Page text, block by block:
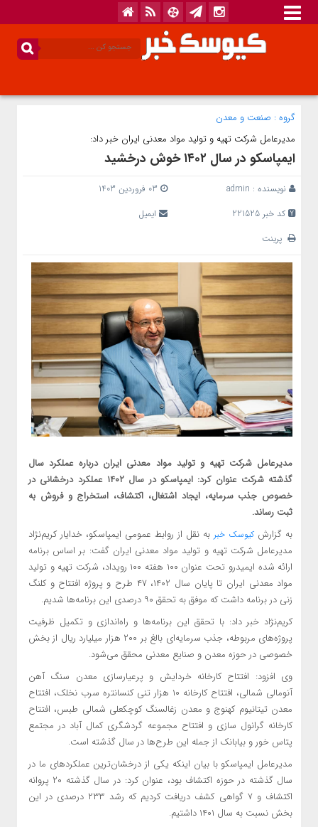
گروه : صنعت و معدن
مدیرعامل شرکت تهیه و تولید مواد معدنی ایران خبر داد:
ایمپاسکو در سال ۱۴۰۲ خوش درخشید
نویسنده : admin
کد خبر 221525
ایمیل
پرینت
مدیرعامل شرکت تهیه و تولید مواد معدنی ایران درباره عملکرد سال
گذشته شرکت عنوان کرد: ایمپاسکو در سال ۱۴۰۲ عملکرد درخشانی در
خصوص جذب سرمایه، ایجاد اشتغال، اکتشاف، استخراج و فروش به
ثبت رساند.
به گزارش کیوسک خبربه نقل از روابط عمومی ایمپاسکو، خدایار کریم‌نژاد
مدیرعامل شرکت تهیه و تولید مواد معدنی ایران گفت: بر اساس برنامه
ارائه شده ایمیدرو تحت عنوان ۱۰۰ هفته ۱۰۰ رویداد، شرکت تهیه و تولید
مواد معدنی ایران تا پایان سال ۱۴۰۲، ۴۷ طرح و پروژه افتتاح و کلنگ
زنی در برنامه داشت که موفق به تحقق ۹۰ درصدی این برنامه‌ها شدیم.
کریم‌نژاد خبر داد: با تحقق این برنامه‌ها و راه‌اندازی و تکمیل ظرفیت
پروژه‌های مربوطه، جذب سرمایه‌ای بالغ بر ۲۰۰ هزار میلیارد ریال از بخش
خصوصی در حوزه معدن و صنایع معدنی محقق می‌شود.
وی افزود: افتتاح کارخانه خردایش و پرعیارسازی معدن سنگ آهن
آنومالی شمالی، افتتاح کارخانه ۱۰ هزار تنی کنسانتره سرب نخلک، افتتاح
معدن تیتانیوم کهنوج و معدن زغالسنگ کوچکعلی شمالی طبس، افتتاح
کارخانه گرانول سازی و افتتاح مجموعه گردشگری کمال آباد در مجتمع
پتاس خور و بیابانک از جمله این طرح‌ها در سال گذشته است.
مدیرعامل ایمپاسکو با بیان اینکه یکی از درخشان‌ترین عملکردهای ما در
سال گذشته در حوزه اکتشاف بود، عنوان کرد: در سال گذشته ۲۰ پروانه
اکتشاف و ۷ گواهی کشف دریافت کردیم که رشد ۲۳۳ درصدی در این
بخش نسبت به سال ۱۴۰۱ داشتیم.